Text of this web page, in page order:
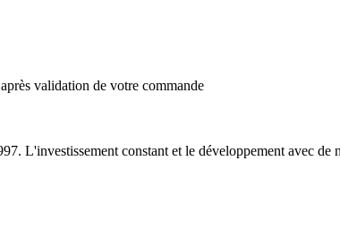
validation de votre commande
L'investissement constant et le développement avec